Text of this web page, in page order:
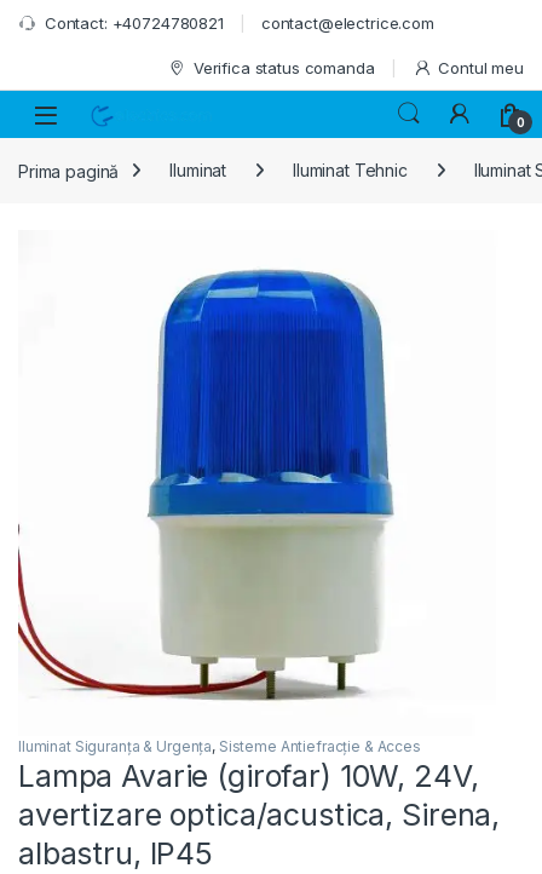
Skip to navigation
Skip to content
Contact: +40724780821 contact@electrice.com
Verifica status comanda Contul meu
0
Prima pagină Iluminat Iluminat Tehnic Iluminat
Iluminat Siguranța & Urgența, Sisteme Antiefracție & Acces
Lampa Avarie (girofar) 10W, 24V,
avertizare optica/acustica, Sirena,
albastru, IP45